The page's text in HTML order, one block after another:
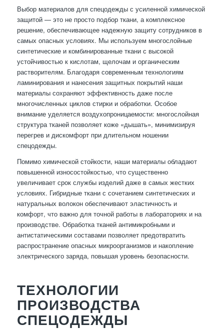
Выбор материалов для спецодежды с усиленной химической
защитой — это не просто подбор ткани, а комплексное
решение, обеспечивающее надежную защиту сотрудников в
самых опасных условиях. Мы используем многослойные
синтетические и комбинированные ткани с высокой
устойчивостью к кислотам, щелочам и органическим
растворителям. Благодаря современным технологиям
ламинирования и нанесения защитных покрытий наши
материалы сохраняют эффективность даже после
многочисленных циклов стирки и обработки. Особое
внимание уделяется воздухопроницаемости: многослойная
структура тканей позволяет коже «дышать», минимизируя
перегрев и дискомфорт при длительном ношении
спецодежды.
Помимо химической стойкости, наши материалы обладают
повышенной износостойкостью, что существенно
увеличивает срок службы изделий даже в самых жестких
условиях. Гибридные ткани с сочетанием синтетических и
натуральных волокон обеспечивают эластичность и
комфорт, что важно для точной работы в лабораториях и на
производстве. Обработка тканей антимикробными и
антистатическими составами позволяет предотвратить
распространение опасных микроорганизмов и накопление
электрического заряда, повышая уровень безопасности.
ТЕХНОЛОГИИ
ПРОИЗВОДСТВА
СПЕЦОДЕЖДЫ